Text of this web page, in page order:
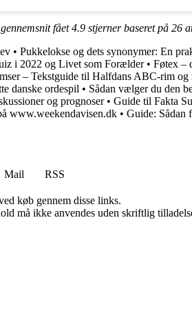
fået4.9 stjerner baseret på 26
• Pukkelokse og dets synonymer: En
i 2022 og Livet som Forælder• Føtex –
– Tekstguide til Halfdans ABC-rim og
danske ordespil • Sådan vælger du den
og prognoser• Guide til Fakta
www.weekendavisen.dk • Guide: Sådan
Mail
RSS
køb gennem disse links.
må ikke anvendes uden skriftlig